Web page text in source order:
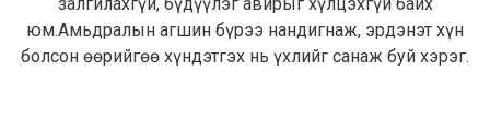
юм.Амьдралын агшин бүрээ нандигнаж, эрдэнэт хүн
болсон өөрийгөө хүндэтгэх нь үхлийг санаж буй хэрэг.